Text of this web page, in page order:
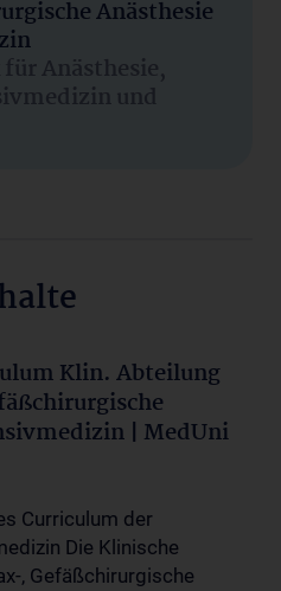
Anästhesie
Anästhesie,
und
Klin. Abteilung
| MedUni
Curriculum der
Die Klinische
, Gefäßchirurgische